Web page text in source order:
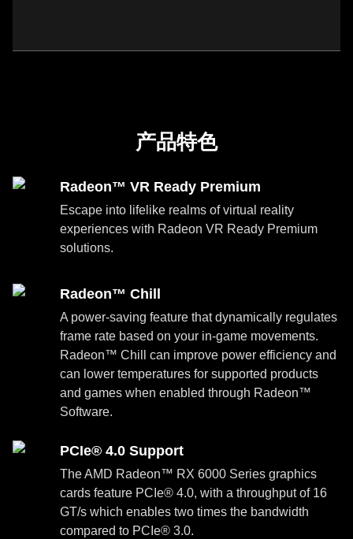
产品特色
Radeon™ VR Ready Premium
Escape into lifelike realms of virtual reality
experiences with Radeon VR Ready Premium
solutions.
Radeon™ Chill
A power-saving feature that dynamically regulates
frame rate based on your in-game movements.
Radeon™ Chill can improve power efficiency and
can lower temperatures for supported products
and games when enabled through Radeon™
Software.
PCIe® 4.0 Support
The AMD Radeon™ RX 6000 Series graphics
cards feature PCIe® 4.0, with a throughput of 16
GT/s which enables two times the bandwidth
compared to PCIe® 3.0.